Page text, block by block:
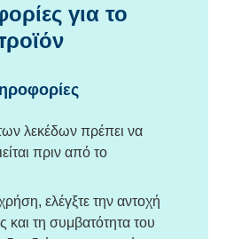
για το
λεκέδων πρέπει να
πριν από το
ελέγξτε την αντοχή
και τη συμβατότητα του